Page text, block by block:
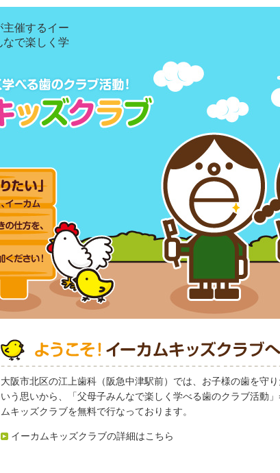
大阪市北区の江上歯科（阪急中津駅前）では、お子様の歯を守り
いう思いから、「父母子みんなで楽しく学べる歯のクラブ活動」
ムキッズクラブを無料で行なっております。
イーカムキッズクラブの詳細はこちら